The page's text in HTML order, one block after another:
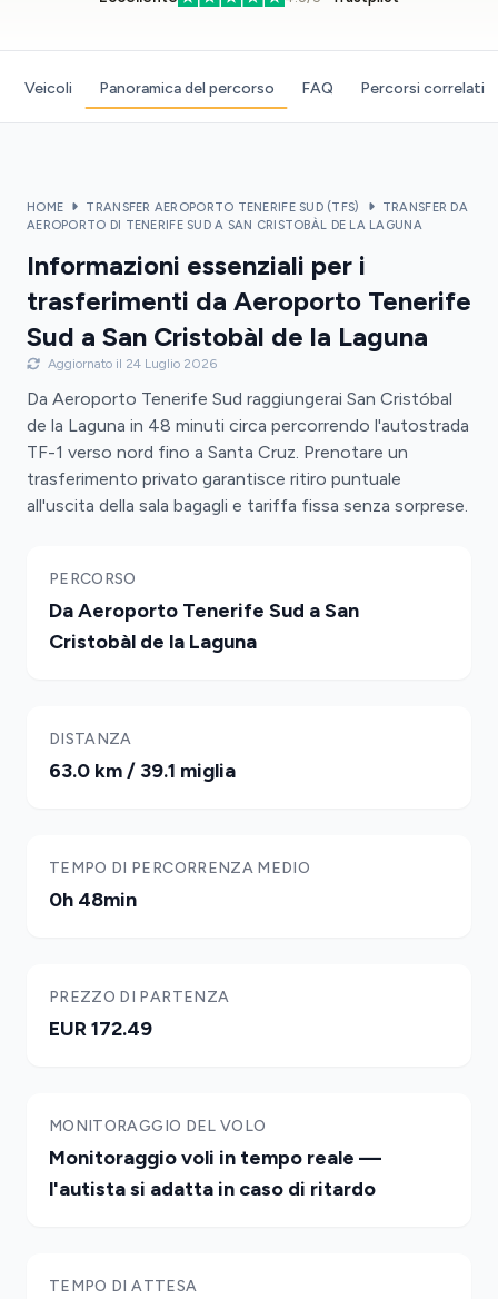
Veicoli Panoramica del percorso FAQ Percorsi correlati
HOME TRANSFER AEROPORTO TENERIFE SUD (TFS)
TRANSFER DA
AEROPORTO DI TENERIFE SUD A SAN CRISTOBÀL DE LA LAGUNA
Informazioni essenziali per i
trasferimenti da Aeroporto Tenerife
Sud a San Cristobàl de la Laguna
Aggiornato il 24 Luglio 2026
Da Aeroporto Tenerife Sud raggiungerai San Cristóbal
de la Laguna in 48 minuti circa percorrendo l'autostrada
TF-1 verso nord fino a Santa Cruz. Prenotare un
trasferimento privato garantisce ritiro puntuale
all'uscita della sala bagagli e tariffa fissa senza sorprese.
PERCORSO
Da Aeroporto Tenerife Sud a San
Cristobàl de la Laguna
DISTANZA
63.0 km / 39.1 miglia
TEMPO DI PERCORRENZA MEDIO
0h 48min
PREZZO DI PARTENZA
EUR 172.49
MONITORAGGIO DEL VOLO
Monitoraggio voli in tempo reale —
l'autista si adatta in caso di ritardo
TEMPO DI ATTESA